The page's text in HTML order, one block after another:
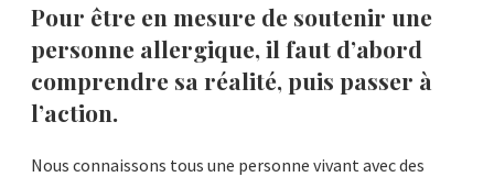
Pour être en mesure de soutenir une
personne allergique, il faut d’abord
comprendre sa réalité, puis passer à
l’action.
Nous connaissons tous une personne vivant avec des